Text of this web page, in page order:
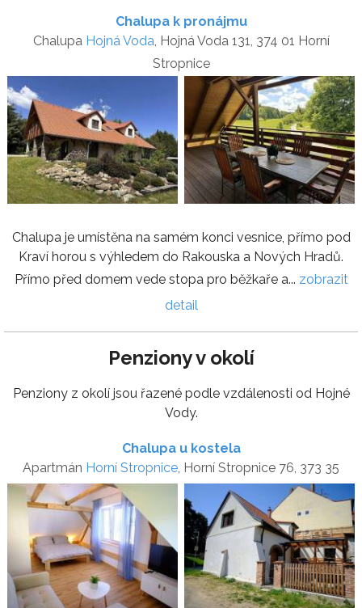
Chalupa k pronájmu
Chalupa Hojná Voda, Hojná Voda 131, 374 01 Horní
Stropnice
Chalupa je umístěna na samém konci vesnice, přímo pod
Kraví horou s výhledem do Rakouska a Nových Hradů.
Přímo před domem vede stopa pro běžkaře a... zobrazit
detail
Penziony v okolí
Penziony z okolí jsou řazené podle vzdálenosti od Hojné
Vody.
Chalupa u kostela
Apartmán Horní Stropnice, Horní Stropnice 76, 373 35